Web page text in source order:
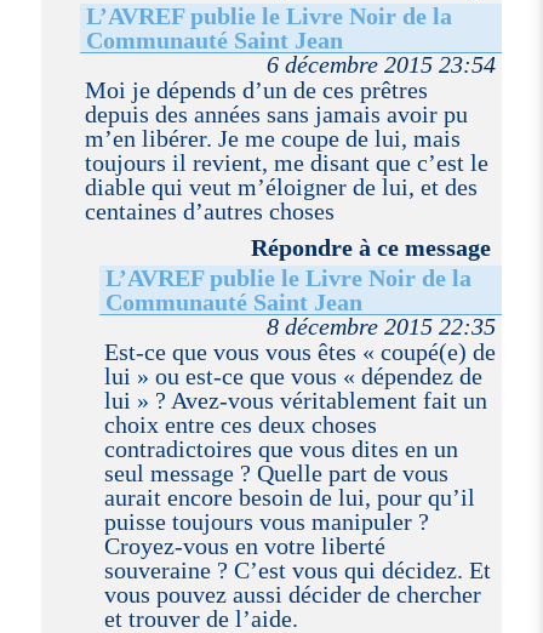
L’AVREF publie le Livre Noir de la
Communauté Saint Jean
6 décembre 2015 23:54
Moi je dépends d’un de ces prêtres
depuis des années sans jamais avoir pu
m’en libérer. Je me coupe de lui, mais
toujours il revient, me disant que c’est le
diable qui veut m’éloigner de lui, et des
centaines d’autres choses
Répondre à ce message
L’AVREF publie le Livre Noir de la
Communauté Saint Jean
8 décembre 2015 22:35
Est-ce que vous vous êtes « coupé(e) de
lui » ou est-ce que vous « dépendez de
lui » ? Avez-vous véritablement fait un
choix entre ces deux choses
contradictoires que vous dites en un
seul message ? Quelle part de vous
aurait encore besoin de lui, pour qu’il
puisse toujours vous manipuler ?
Croyez-vous en votre liberté
souveraine ? C’est vous qui décidez. Et
vous pouvez aussi décider de chercher
et trouver de l’aide.